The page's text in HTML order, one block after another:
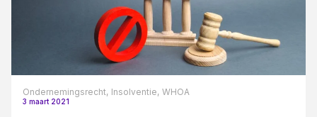
Ondernemingsrecht, Insolventie, WHOA
3 maart 2021